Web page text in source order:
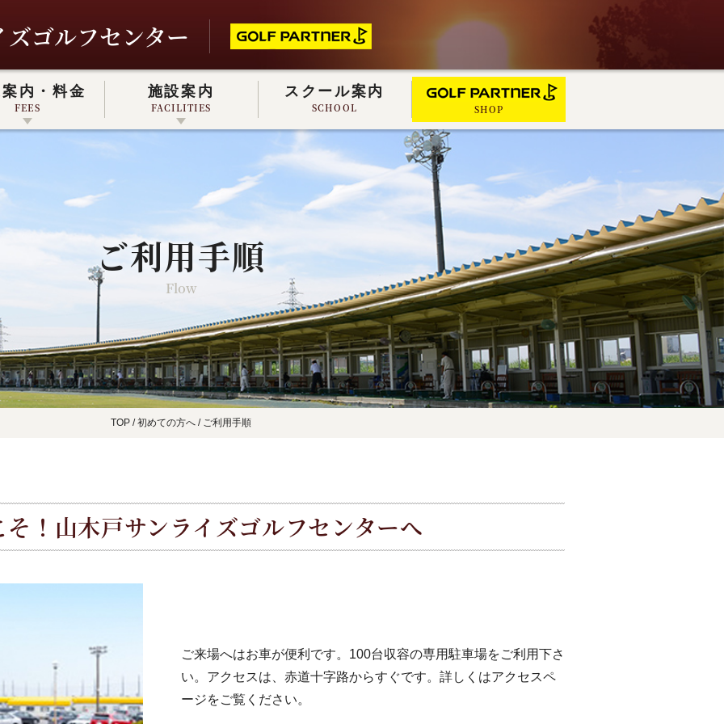
ゴルフセンター
内・料金
FEES
施設案内
FACILITIES
スクール案内
SCHOOL SHOP
ご利用手順
Flow
TOP /初めての方へ / ご利用手順
そ！山木戸サンライズゴルフセンターへ
ご来場へはお車が便利です。100台収容の専用駐車場をご利用下さ
い。アクセスは、赤道十字路からすぐです。詳しくはアクセスペ
ージをご覧ください。